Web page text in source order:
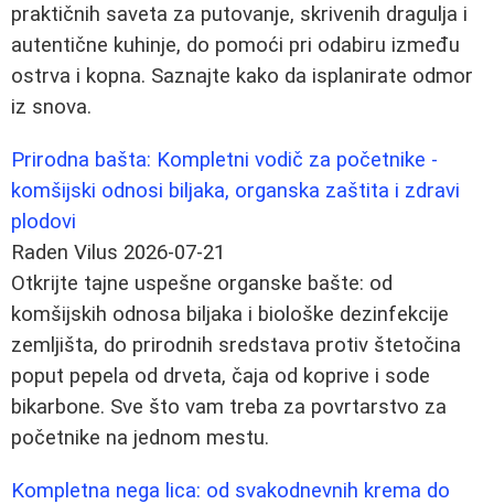
praktičnih saveta za putovanje, skrivenih dragulja i
autentične kuhinje, do pomoći pri odabiru između
ostrva i kopna. Saznajte kako da isplanirate odmor
iz snova.
Prirodna bašta: Kompletni vodič za početnike -
komšijski odnosi biljaka, organska zaštita i zdravi
plodovi
Raden Vilus 2026-07-21
Otkrijte tajne uspešne organske bašte: od
komšijskih odnosa biljaka i biološke dezinfekcije
zemljišta, do prirodnih sredstava protiv štetočina
poput pepela od drveta, čaja od koprive i sode
bikarbone. Sve što vam treba za povrtarstvo za
početnike na jednom mestu.
Kompletna nega lica: od svakodnevnih krema do